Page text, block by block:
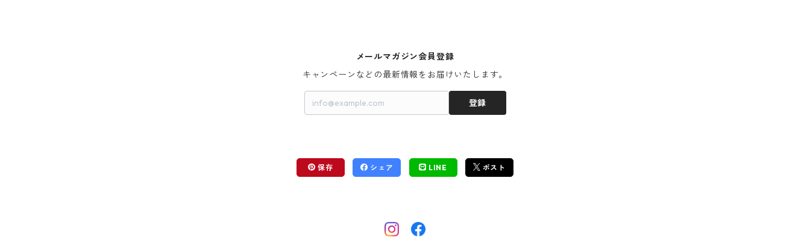
メールマガジン会員登録
キャンペーンなどの最新情報をお届けいたします。
登録
保存 シェア LINE ポスト